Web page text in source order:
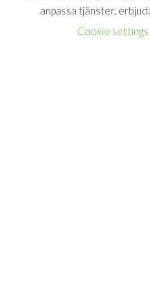
anpassa tjänster,
Cookie settings